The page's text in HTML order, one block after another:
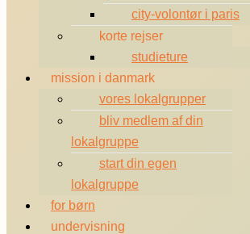
city-volontør i paris
korte rejser
studieture
mission i danmark
vores lokalgrupper
bliv medlem af din
lokalgruppe
start din egen
lokalgruppe
for børn
undervisning